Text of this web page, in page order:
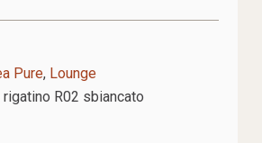
Pure, Lounge
rigatino R02 sbiancato